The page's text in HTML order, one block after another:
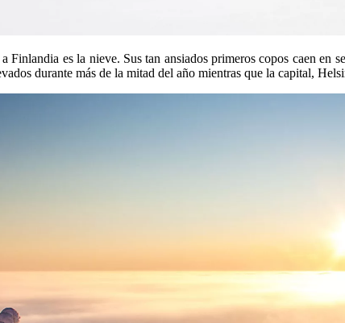
Finlandia es la nieve. Sus tan ansiados primeros copos caen
durante más de la mitad del año mientras que la capital,